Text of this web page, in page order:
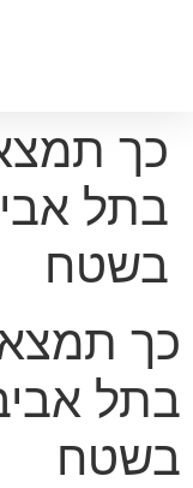
כך
בתל
בשטח
כך
בתל
בשטח